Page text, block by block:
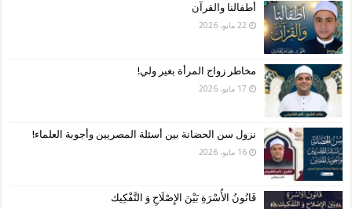
أطفالنا والقرآن
22 مايو، 2026
مخاطر زواج المرأة بغير ولي!
17 مايو، 2026
نزول سن الحضانة بين أسئلة المصريين وأجوبة العلماء!
16 مايو، 2026
قَانُونُ الأُسْرَةِ بَيْنَ الإِصْلَاحِ وَ التَّفْكِيك